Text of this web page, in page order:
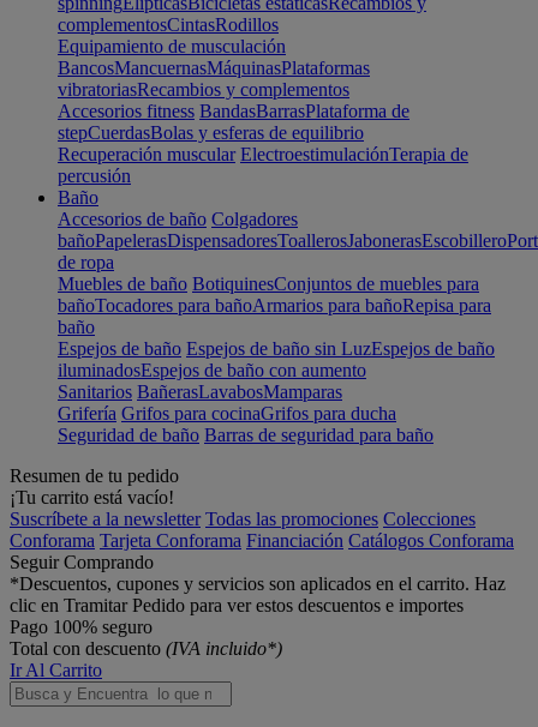
complementosCintasRodillos
Equipamiento de musculación
BancosMancuernasMáquinasPlataformas
vibratoriasRecambios y complementos
Accesorios fitness BandasBarrasPlataforma de
stepCuerdasBolas y esferas de equilibrio
Recuperación muscular ElectroestimulaciónTerapia de
percusión
Baño
Accesorios de baño Colgadores
bañoPapelerasDispensadoresToallerosJabonerasEscobillero
de ropa
Muebles de baño BotiquinesConjuntos de muebles para
bañoTocadores para bañoArmarios para bañoRepisa para
baño
Espejos de baño Espejos de baño sin LuzEspejos de baño
iluminadosEspejos de baño con aumento
Sanitarios BañerasLavabosMamparas
Grifería Grifos para cocinaGrifos para ducha
Seguridad de baño Barras de seguridad para baño
Resumen de tu pedido
¡Tu carrito está vacío!
Suscríbete a la newsletter Todas las promociones Colecciones
Conforama Tarjeta Conforama Financiación Catálogos Conforama
Seguir Comprando
*Descuentos, cupones y servicios son aplicados en el carrito. Haz
clic en Tramitar Pedido para ver estos descuentos e importes
Pago 100% seguro
Total con descuento (IVA incluido*)
Ir Al Carrito